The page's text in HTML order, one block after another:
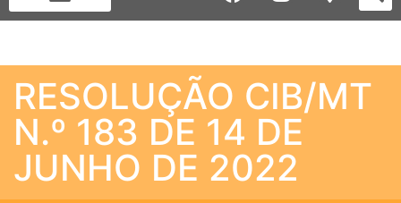
RESOLUÇÃO CIB/MT
N.º 183 DE 14 DE
JUNHO DE 2022